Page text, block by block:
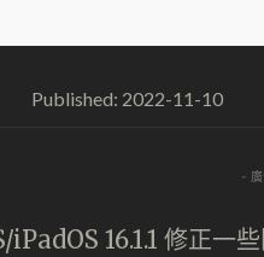
Published: 2022-11-10
-
16.1.1 修正一